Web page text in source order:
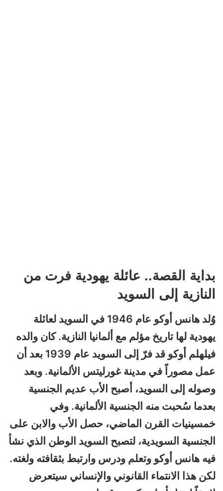
بداية القصة.. عائلة يهودية فرت من
النازية إلى السويد
وُلد هانس أوكو عام 1946 في السويد لعائلة
يهودية لها تاريخ مؤلم مع ألمانيا النازية. كان والده
فيلهلم أوكو قد فرّ إلى السويد عام 1939 بعد أن
عمل مصوراً في مدينة غورليتس الألمانية. وبعد
وصوله إلى السويد، أصبح الأب عديم الجنسية
بعدما سُحبت منه الجنسية الألمانية. وفي
خمسينيات القرن الماضي، حصل الأب والابن على
الجنسية السويدية، لتصبح السويد الوطن الذي نشأ
فيه هانس أوكو وتعلم ودرس وارتبط بثقافته ولغته.
لكن هذا الانتماء القانوني والإنساني سيتعرض